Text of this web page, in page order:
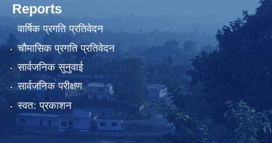
Reports
वार्षिक प्रगति प्रतिवेदन
चौमासिक प्रगति प्रतिवेदन
सार्वजनिक सुनुवाई
सार्वजनिक परीक्षण
स्वत: प्रकाशन